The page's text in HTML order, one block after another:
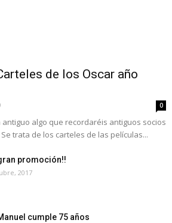
de los Oscar año
0
algo que recordaréis antiguos socios
trata de los carteles de las películas...
promoción!!
2017
cumple 75 años